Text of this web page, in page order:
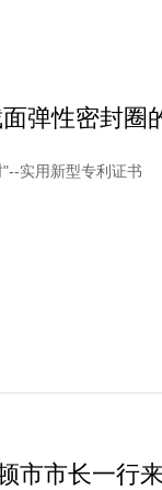
弹性密封圈
实用新型专利证书
市市长一行